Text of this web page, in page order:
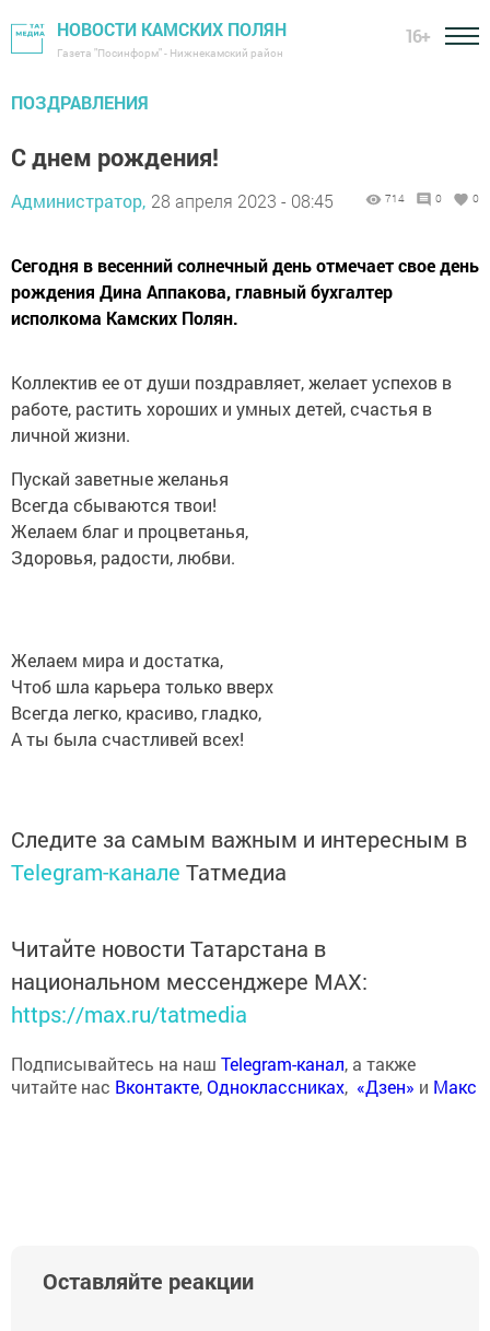
НОВОСТИ КАМСКИХ ПОЛЯН
Газета "Посинформ" - Нижнекамский район
16+
ПОЗДРАВЛЕНИЯ
С днем рождения!
Администратор, 28 апреля 2023 - 08:45 714 0 0
Сегодня в весенний солнечный день отмечает свое день
рождения Дина Аппакова, главный бухгалтер
исполкома Камских Полян.
Коллектив ее от души поздравляет, желает успехов в
работе, растить хороших и умных детей, счастья в
личной жизни.
Пускай заветные желанья
Всегда сбываются твои!
Желаем благ и процветанья,
Здоровья, радости, любви.
Желаем мира и достатка,
Чтоб шла карьера только вверх
Всегда легко, красиво, гладко,
А ты была счастливей всех!
Следите за самым важным и интересным в
Telegram-канале Татмедиа
Читайте новости Татарстана в
национальном мессенджере MАХ:
https://max.ru/tatmedia
Подписывайтесь на наш Telegram-канал, а также
читайте нас Вконтакте,Одноклассниках, «Дзен» и Макс
Оставляйте реакции